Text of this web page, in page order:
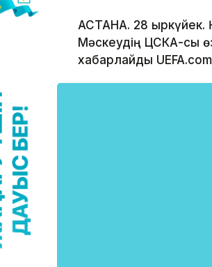
АСТАНА. 28 қыркүйек.
Мәскеудің ЦСКА-сы
хабарлайды